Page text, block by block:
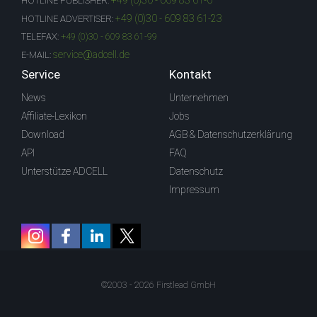
HOTLINE ADVERTISER: +49 (0)30 - 609 83 61-23
TELEFAX: +49 (0)30 - 609 83 61-99
E-MAIL: service@adcell.de
Service
News
Affiliate-Lexikon
Download
API
Unterstütze ADCELL
Kontakt
Unternehmen
Jobs
AGB & Datenschutzerklärung
FAQ
Datenschutz
Impressum
©2003 - 2026 Firstlead GmbH